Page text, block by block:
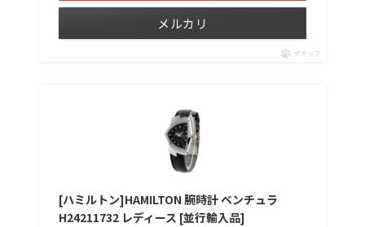
メルカリ
ポチップ
[ハミルトン]HAMILTON 腕時計 ベンチュラ
H24211732 レディース [並行輸入品]